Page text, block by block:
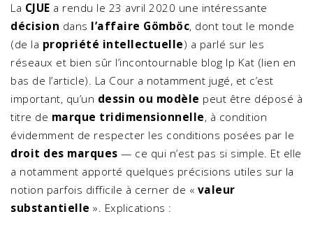
La CJUE a rendu le 23 avril 2020 une intéressante
décision dans l’affaire Gömböc, dont tout le monde
(de la propriété intellectuelle) a parlé sur les
réseaux et bien sûr l’incontournable blog Ip Kat (lien en
bas de l’article). La Cour a notamment jugé, et c’est
important, qu’un dessin ou modèle peut être déposé à
titre de marque tridimensionnelle, à condition
évidemment de respecter les conditions posées par le
droit des marques — ce qui n’est pas si simple. Et elle
a notamment apporté quelques précisions utiles sur la
notion parfois difficile à cerner de « valeur
substantielle ». Explications :